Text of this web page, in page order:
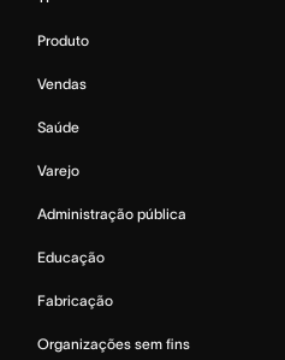
Produto
Vendas
Saúde
Varejo
Administração pública
Educação
Fabricação
Organizações sem fins